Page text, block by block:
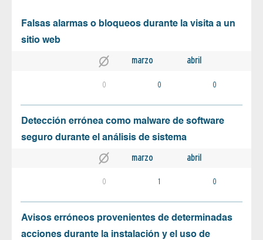
Falsas alarmas o bloqueos durante la visita a un
sitio web
marzo abril
0 0 0
Detección errónea como malware de software
seguro durante el análisis de sistema
marzo abril
0 1 0
Avisos erróneos provenientes de determinadas
acciones durante la instalación y el uso de